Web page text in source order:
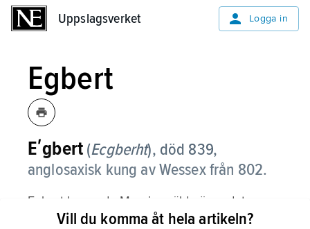
Uppslagsverket Logga in
Egbert
Eʹgbert (Ecgberht), död 839,
anglosaxisk kung av Wessex från 802.
Egbert krossade Mercias välde över det
anglosaxiska England 825 och gjorde Wessex
Vill du komma åt hela artikeln?